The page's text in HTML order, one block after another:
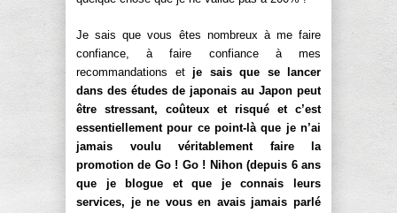
Je sais que vous êtes nombreux à me faire
confiance, à faire confiance à mes
recommandations et je sais que se lancer
dans des études de japonais au Japon peut
être stressant, coûteux et risqué et c’est
essentiellement pour ce point-là que je n’ai
jamais voulu véritablement faire la
promotion de Go ! Go ! Nihon (depuis 6 ans
que je blogue et que je connais leurs
services, je ne vous en avais jamais parlé